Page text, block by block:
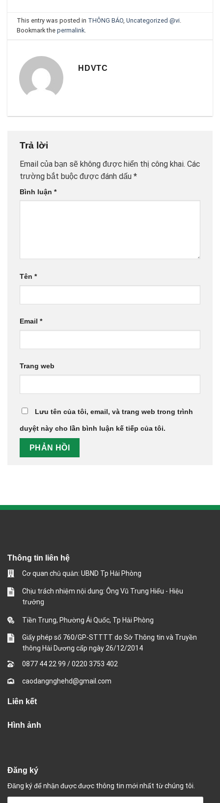
This entry was posted in THÔNG BÁO,Uncategorized @vi.
Bookmark thepermalink.
HDVTC
Trả lời
Email của bạn sẽ không được hiển thị công khai. Các
trường bắt buộc được đánh dấu *
Bình luận *
Tên *
Email *
Trang web
Lưu tên của tôi, email, và trang web trong trình
duyệt này cho lần bình luận kế tiếp của tôi.
Thông tin liên hệ
Cơ quan chủ quản: UBND Tp Hải Phòng
Chịu trách nhiệm nội dung: Ông Vũ Trung Hiếu - Hiệu
trưởng
Tiền Trung, Phường Ái Quốc, Tp Hải Phòng
Giấy phép số 760/GP-STTTT do Sở Thông tin và Truyền
thông Hải Dương cấp ngày 26/12/2014
0877 44 22 99 /0220 3753 402
caodangnghehd@gmail.com
Liên kết
Hình ảnh
Đăng ký
Đăng ký để nhận được được thông tin mới nhất từ chúng tôi.